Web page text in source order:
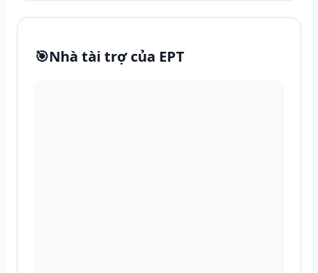
🎯Nhà tài trợ của EPT